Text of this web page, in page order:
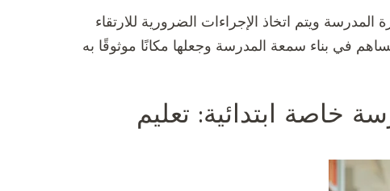
ويتم اتخاذ الإجراءات الضرورية للارتقاء
في بناء سمعة المدرسة وجعلها مكانًا موثوقًا به
خاصة ابتدائية: تعليم